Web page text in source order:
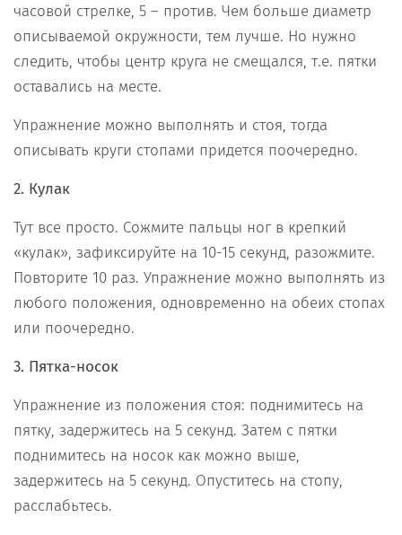
часовой стрелке, 5 – против. Чем больше диаметр
описываемой окружности, тем лучше. Но нужно
следить, чтобы центр круга не смещался, т.е. пятки
оставались на месте.
Упражнение можно выполнять и стоя, тогда
описывать круги стопами придется поочередно.
2. Кулак
Тут все просто. Сожмите пальцы ног в крепкий
«кулак», зафиксируйте на 10-15 секунд, разожмите.
Повторите 10 раз. Упражнение можно выполнять из
любого положения, одновременно на обеих стопах
или поочередно.
3. Пятка-носок
Упражнение из положения стоя: поднимитесь на
пятку, задержитесь на 5 секунд. Затем с пятки
поднимитесь на носок как можно выше,
задержитесь на 5 секунд. Опуститесь на стопу,
расслабьтесь.